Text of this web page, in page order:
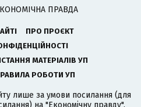
ПРАВДА
ПРО ПРОЄКТ
МАТЕРІАЛІВ УП
РОБОТИ УП
лише за умови посилання (для